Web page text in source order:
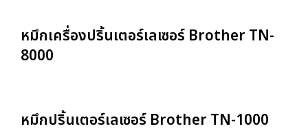
หมึกเครื่องปริ้นเตอร์เลเซอร์ Brother TN-
8000
หมึกปริ้นเตอร์เลเซอร์ Brother TN-1000